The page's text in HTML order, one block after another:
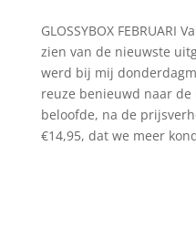
GLOSSYBOX FEBRUARI
zien van de nieuwste
werd bij mij
reuze benieuwd naar de
beloofde, na de
€14,95, dat we meer